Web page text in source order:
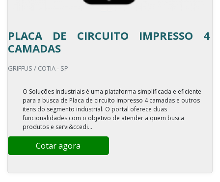
PLACA DE CIRCUITO IMPRESSO 4
CAMADAS
GRIFFUS / COTIA - SP
O Soluções Industriais é uma plataforma simplificada e eficiente
para a busca de Placa de circuito impresso 4 camadas e outros
itens do segmento industrial. O portal oferece duas
funcionalidades com o objetivo de atender a quem busca
produtos e servi&ccedi...
Cotar agora